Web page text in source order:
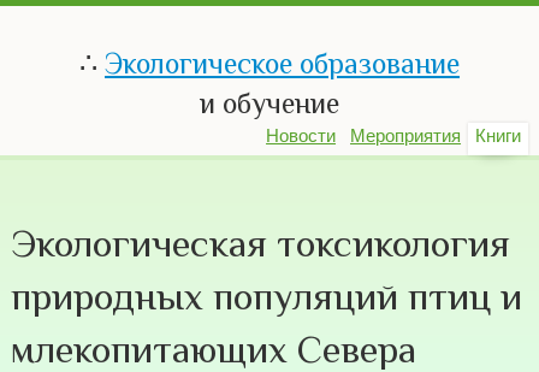
∴ Экологическое образование
и обучение
Новости Мероприятия Книги
Экологическая токсикология
природных популяций птиц и
млекопитающих Севера